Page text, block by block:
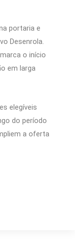
portaria e
Desenrola.
o início
em larga
elegíveis
do período
a oferta